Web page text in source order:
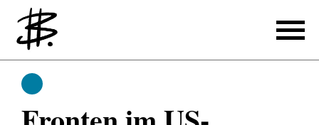
Schreiben